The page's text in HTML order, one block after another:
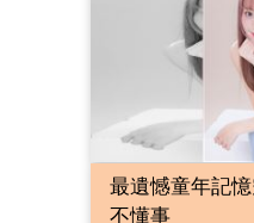
最遺憾童年記
不懂事